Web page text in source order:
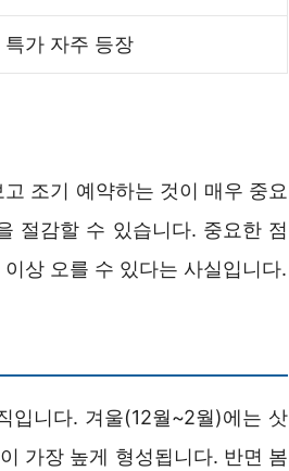
특가 자주 등장
조기 예약하는 것이 매우 중요
절감할 수 있습니다. 중요한 점
상 오를 수 있다는 사실입니다.
입니다. 겨울(12월~2월)에는 삿
가장 높게 형성됩니다. 반면 봄